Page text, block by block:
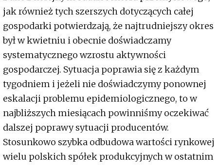
jak również tych szerszych dotyczących całej
gospodarki potwierdzają, że najtrudniejszy okres
był w kwietniu i obecnie doświadczamy
systematycznego wzrostu aktywności
gospodarczej. Sytuacja poprawia się z każdym
tygodniem i jeżeli nie doświadczymy ponownej
eskalacji problemu epidemiologicznego, to w
najbliższych miesiącach powinniśmy oczekiwać
dalszej poprawy sytuacji producentów.
Stosunkowo szybka odbudowa wartości rynkowej
wielu polskich spółek produkcyjnych w ostatnim